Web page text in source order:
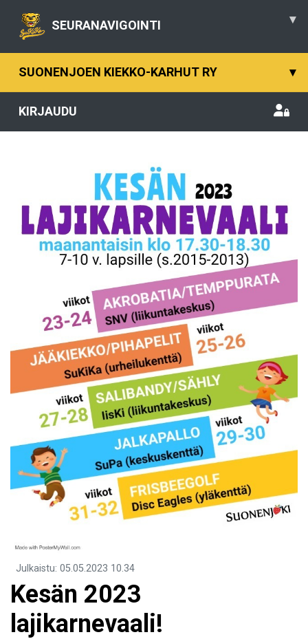
SEURANAVIGOINTI ▾
SUONENJOEN KIEKKO-KARHUT RY ▾
KIRJAUDU
Julkaistu: 05.05.2023 10.34
Kesän 2023
lajikarnevaali!